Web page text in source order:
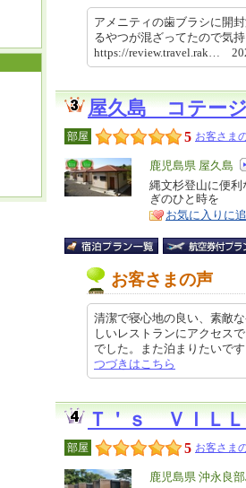
アメニティの歯ブラシに開
るやつが混ざってたので気
https://review.travel.rak…
屋久島 コテー
部屋 5 お客さま
エ
リ
ア
鹿児島県 屋久島
特
徴
縄文杉登山に便
ぎのひと時を
お気に入りに
お客さまの声
清潔で寝心地の良い、素敵
しいレストランにアクセス
でした。また泊まりたいで
つづきはこちら
Ｔ＇ｓ ＶＩＬ
部屋 5 お客さま
エ
鹿児島県 沖永良